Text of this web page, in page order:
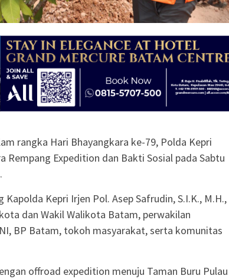
rangka Hari Bhayangkara ke-79, Polda Kepri
Rempang Expedition dan Bakti Sosial pada Sabtu
Kepri Irjen Pol. Asep Safrudin, S.I.K., M.H.,
dan Wakil Walikota Batam, perwakilan
BP Batam, tokoh masyarakat, serta komunitas
offroad expedition menuju Taman Buru Pulau